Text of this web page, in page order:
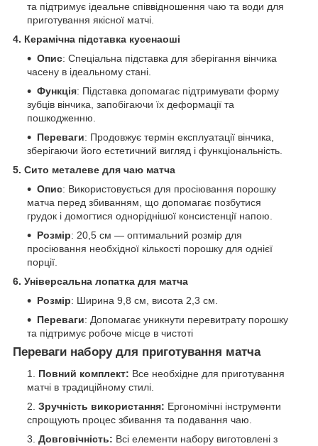
та підтримує ідеальне співвідношення чаю та води для
приготування якісної матчі.
4. Керамічна підставка кусенаоші
Опис: Спеціальна підставка для зберігання вінчика
часену в ідеальному стані.
Функція: Підставка допомагає підтримувати форму
зубців вінчика, запобігаючи їх деформації та
пошкодженню.
Переваги: Продовжує термін експлуатації вінчика,
зберігаючи його естетичний вигляд і функціональність.
5. Сито металеве для чаю матча
Опис: Використовується для просіювання порошку
матча перед збиванням, що допомагає позбутися
грудок і домогтися одноріднішої консистенції напою.
Розмір: 20,5 см — оптимальний розмір для
просіювання необхідної кількості порошку для однієї
порції.
6. Універсальна лопатка для матча
Розмір: Ширина 9,8 см, висота 2,3 см.
Переваги: Допомагає уникнути перевитрату порошку
та підтримує робоче місце в чистоті
Переваги набору для приготування матча
Повний комплект: Все необхідне для приготування
матчі в традиційному стилі.
Зручність використання: Ергономічні інструменти
спрощують процес збивання та подавання чаю.
Довговічність: Всі елементи набору виготовлені з